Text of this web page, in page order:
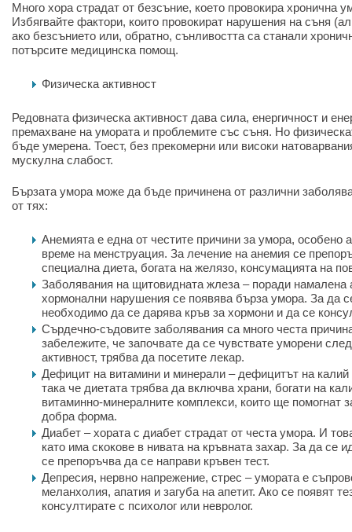
Много хора страдат от безсъние, което провокира хронична
Избягвайте фактори, които провокират нарушения на съня
ако безсънието или, обратно, сънливостта са станали
потърсите медицинска помощ.
Физическа активност
Редовната физическа активност дава сила, енергичност и
премахване на умората и проблемите със съня. Но
бъде умерена. Тоест, без прекомерни или високи
мускулна слабост.
Бързата умора може да бъде причинена от различни
от тях:
Анемията е една от честите причини за умора, особено
време на менструация. За лечение на анемия се
специална диета, богата на желязо, консумацията на
Заболявания на щитовидната жлеза – поради намалена
хормонални нарушения се появява бърза умора. За да
необходимо да се дарява кръв за хормони и да се
Сърдечно-съдовите заболявания са много честа
забележите, че започвате да се чувствате уморени
активност, трябва да посетите лекар.
Дефицит на витамини и минерали – дефицитът на
така че диетата трябва да включва храни, богати на
витаминно-минералните комплекси, които ще помогнат
добра форма.
Диабет – хората с диабет страдат от честа умора. И
като има скокове в нивата на кръвната захар. За да се
се препоръчва да се направи кръвен тест.
Депресия, нервно напрежение, стрес – умората е
меланхолия, апатия и загуба на апетит. Ако се появят
консултирате с психолог или невролог.